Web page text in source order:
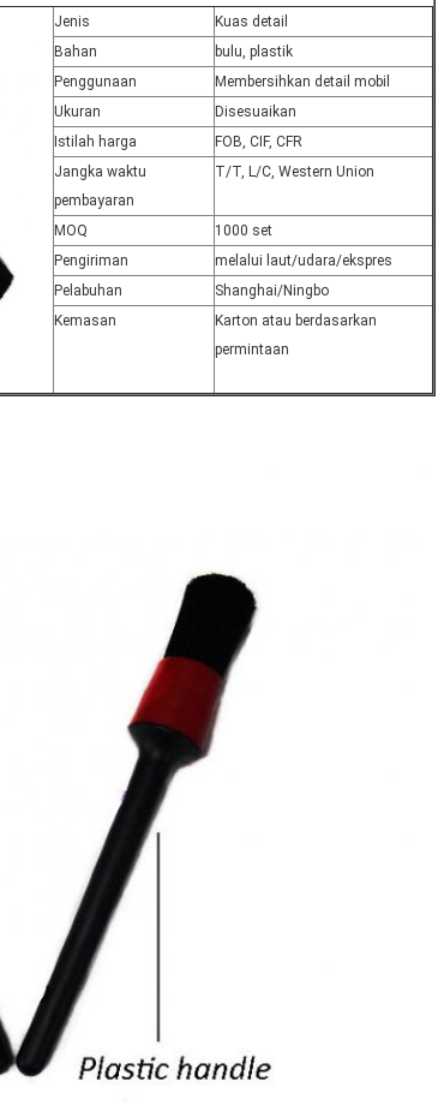
Jenis
Kuas detail
Bahan
bulu, plastik
Penggunaan
Membersihkan detail mobil
Ukuran
Disesuaikan
Istilah harga
FOB, CIF, CFR
Jangka waktu
pembayaran
T/T, L/C, Western Union
MOQ
1000 set
Pengiriman
melalui laut/udara/ekspres
Pelabuhan
Shanghai/Ningbo
Kemasan
Karton atau berdasarkan
permintaan